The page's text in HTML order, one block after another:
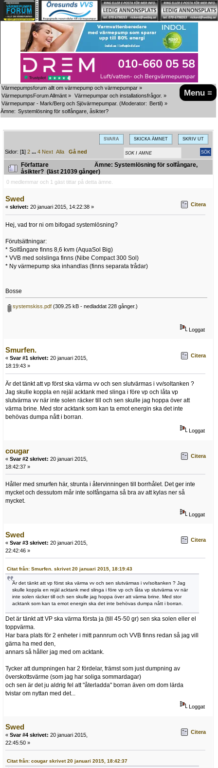
Menu ≡
Värmepumpsforum allt om värmepump och värmepumpar »
VärmepumpsForum Allmänt » Värmepumpar och installationsfrågor. »
Värmepumpar - Mark/Berg och Sjövärmepumpar. (Moderator: Bertil) »
Ämne: Systemlösning för solfångare, åsikter?
SVARA SKICKA ÄMNET SKRIV UT
Sidor: [1]2 ...4 Next Alla Gå ned
Författare
Ämne: Systemlösning för solfångare,
åsikter? (läst 21039 gånger)
0 medlemmar och 1 gäst tittar på detta ämne.
Swed
« skrivet: 20 januari 2015, 14:22:38 » Citera
Hej, vad tror ni om bifogad systemlösning?
Förutsättningar:
* Solfångare finns 8,6 kvm (AquaSol Big)
* VVB med solslinga finns (Nibe Compact 300 Sol)
* Ny värmepump ska inhandlas (finns separata trådar)
Bosse
systemskiss.pdf (309.25 kB - nedladdat 228 gånger.)
Loggat
Smurfen.
« Svar #1 skrivet: 20 januari 2015,
18:19:43 »
Citera
Är det tänkt att vp först ska värma vv och sen slutvärmas i vv/soltanken ?
Jag skulle koppla en rejäl acktank med slinga i före vp och låta vp
slutvärma vv när inte solen räcker till och sen skulle jag hoppa över att
värma brine. Med stor acktank som kan ta emot energin ska det inte
behövas dumpa nått i borran.
Loggat
cougar
« Svar #2 skrivet: 20 januari 2015,
18:42:37 »
Citera
Håller med smurfen här, strunta i återvinningen till borrhålet. Det ger inte
mycket och dessutom mår inte solfångarna så bra av att kylas ner så
mycket.
Loggat
Swed
« Svar #3 skrivet: 20 januari 2015,
22:42:46 »
Citera
Citat från: Smurfen. skrivet 20 januari 2015, 18:19:43
Är det tänkt att vp först ska värma vv och sen slutvärmas i vv/soltanken ? Jag
skulle koppla en rejäl acktank med slinga i före vp och låta vp slutvärma vv när
inte solen räcker till och sen skulle jag hoppa över att värma brine. Med stor
acktank som kan ta emot energin ska det inte behövas dumpa nått i borran.
Det är tänkt att VP ska värma första ja (till 45-50 gr) sen ska solen eller el
toppvärma.
Har bara plats för 2 enheter i mitt pannrum och VVB finns redan så jag vill
gärna ha med den,
annars så håller jag med om acktank.
Tycker att dumpningen har 2 fördelar, främst som just dumpning av
överskottsvärme (som jag har soliga sommardagar)
och sen är det ju aldrig fel att "återladda" borran även om dom lärda
tvistar om nyttan med det...
Loggat
Swed
« Svar #4 skrivet: 20 januari 2015,
22:45:50 »
Citera
Citat från: cougar skrivet 20 januari 2015, 18:42:37